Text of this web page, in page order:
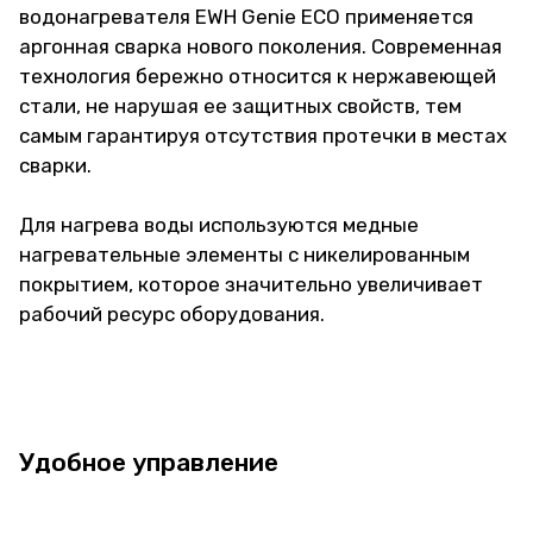
водонагревателя EWH Genie ECO применяется
аргонная сварка нового поколения. Современная
технология бережно относится к нержавеющей
стали, не нарушая ее защитных свойств, тем
самым гарантируя отсутствия протечки в местах
сварки.
Для нагрева воды используются медные
нагревательные элементы с никелированным
покрытием, которое значительно увеличивает
рабочий ресурс оборудования.
Удобное управление